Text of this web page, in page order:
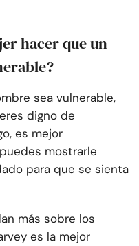
hacer que un
sea vulnerable,
digno de
es mejor
mostrarle
para que se sienta
más sobre los
es la mejor